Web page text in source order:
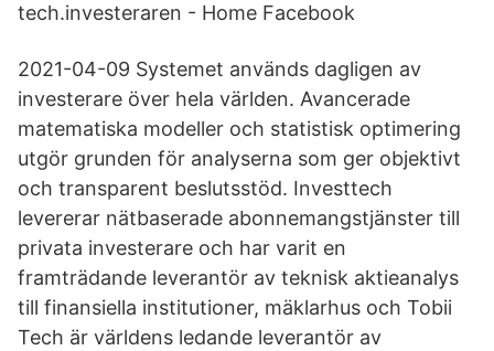
tech.investeraren - Home Facebook
2021-04-09 Systemet används dagligen av
investerare över hela världen. Avancerade
matematiska modeller och statistisk optimering
utgör grunden för analyserna som ger objektivt
och transparent beslutsstöd. Investtech
levererar nätbaserade abonnemangstjänster till
privata investerare och har varit en
framträdande leverantör av teknisk aktieanalys
till finansiella institutioner, mäklarhus och Tobii
Tech är världens ledande leverantör av